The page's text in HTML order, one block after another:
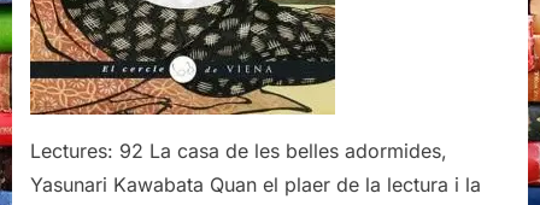
Lectures: 92 La casa de les belles adormides,
Yasunari Kawabata Quan el plaer de la lectura i la